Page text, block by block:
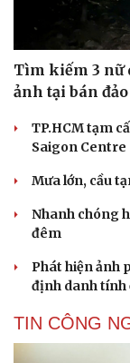
Cải chính
Tìm kiếm 3 nữ
ảnh tại bán
TP.HCM tạm
Saigon Centre
Mưa lớn, cầu
Nhanh chóng
đêm
Phát hiện ảnh
định danh tính
TIN CÔNG